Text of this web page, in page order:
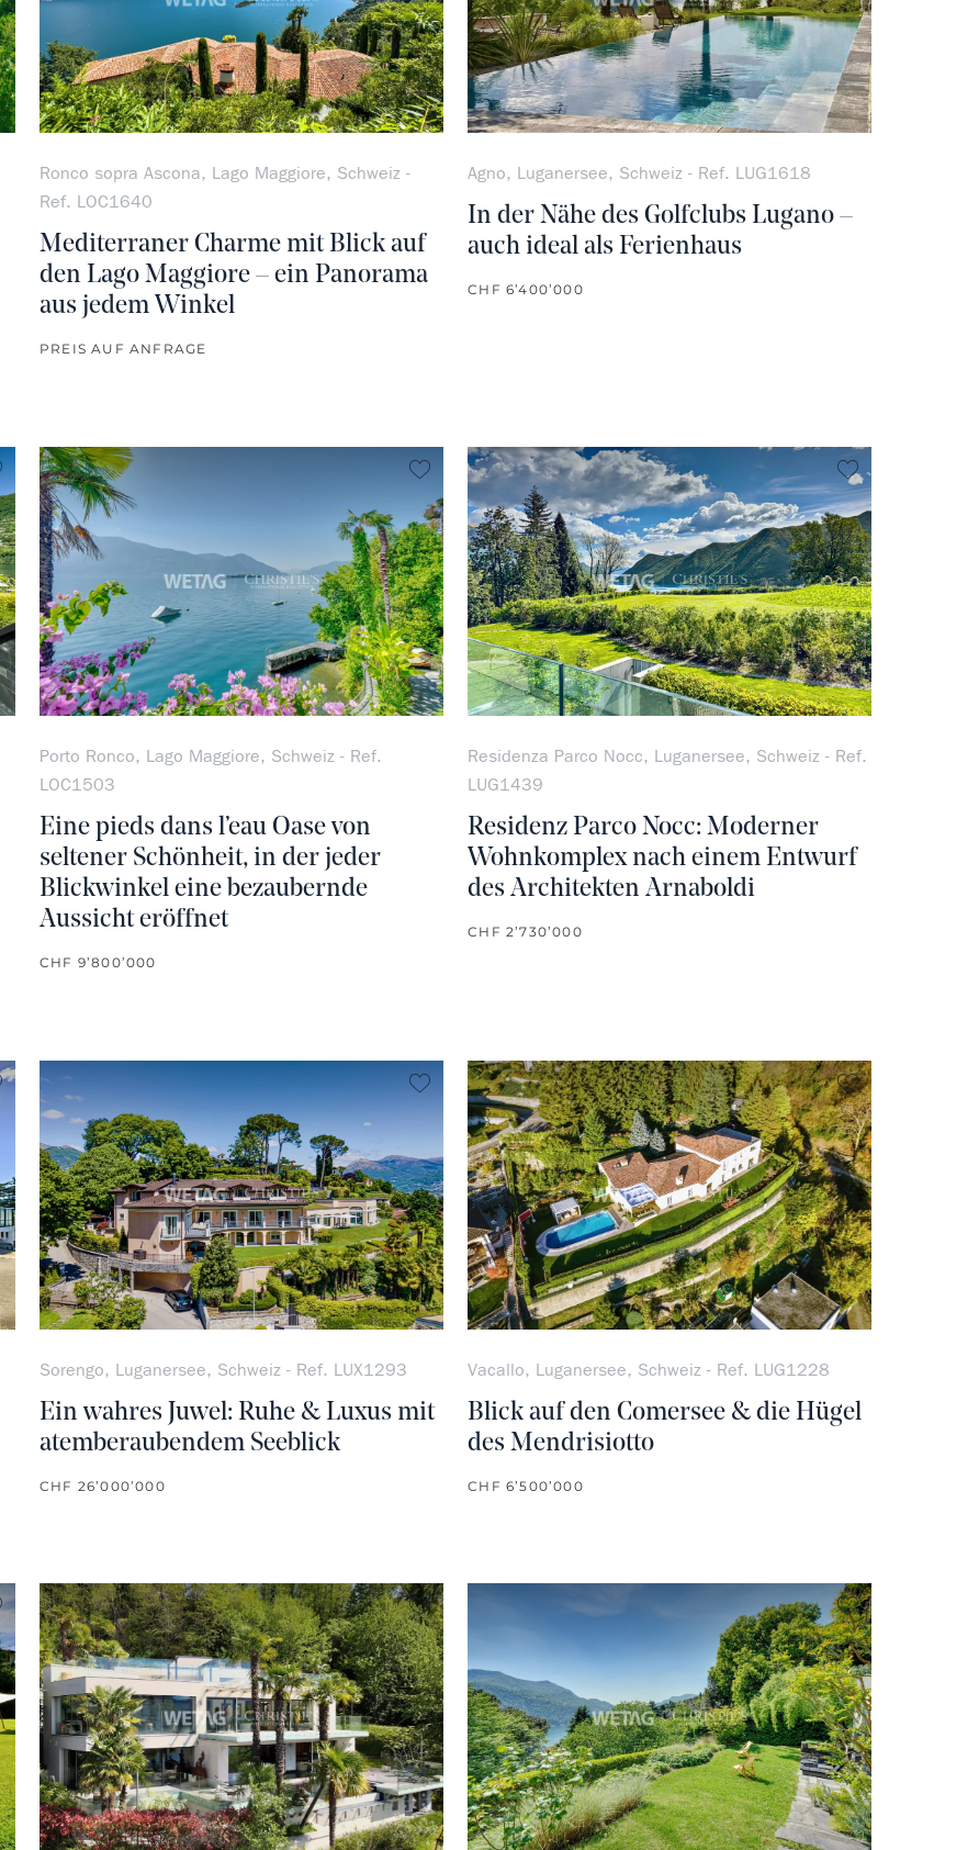
Ronco sopra Ascona, Lago Maggiore, Schweiz -
Ref. LOC1640
Mediterraner Charme mit Blick auf
den Lago Maggiore – ein Panorama
aus jedem Winkel
PREIS AUF ANFRAGE
Agno, Luganersee, Schweiz - Ref. LUG1618
In der Nähe des Golfclubs Lugano –
auch ideal als Ferienhaus
CHF 6’400’000
kein Favorit kein Favorit
Porto Ronco, Lago Maggiore, Schweiz - Ref.
LOC1503
Eine pieds dans l’eau Oase von
seltener Schönheit, in der jeder
Blickwinkel eine bezaubernde
Aussicht eröffnet
CHF 9’800’000
kein Favorit
Residenza Parco Nocc, Luganersee, Schweiz - Ref.
LUG1439
Residenz Parco Nocc: Moderner
Wohnkomplex nach einem Entwurf
des Architekten Arnaboldi
CHF 2’730’000
kein Favorit kein Favorit
Sorengo, Luganersee, Schweiz - Ref. LUX1293
Ein wahres Juwel: Ruhe & Luxus mit
atemberaubendem Seeblick
CHF 26’000’000
kein Favorit
Vacallo, Luganersee, Schweiz - Ref. LUG1228
Blick auf den Comersee & die Hügel
des Mendrisiotto
CHF 6’500’000
kein Favorit kein Favorit kein Favorit